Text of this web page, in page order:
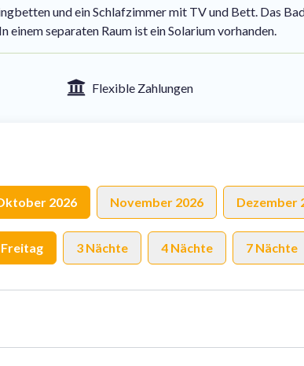
und ein Schlafzimmer mit TV und Bett. Das
einem separaten Raum ist ein Solarium vorhanden.
Flexible Zahlungen
2026 November 2026 Dezember
3 Nächte 4 Nächte 7 Nächte